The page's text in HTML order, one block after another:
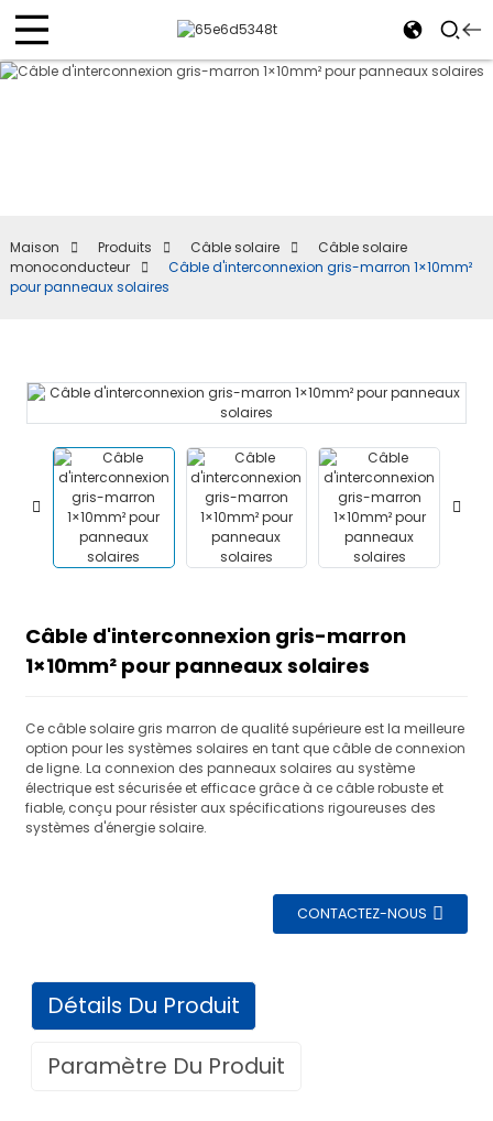
Maison Produits Câble solaire
Câble solaire
monoconducteur
Câble d'interconnexion gris-marron 1×10mm²
pour panneaux solaires
Câble d'interconnexion gris-marron
1×10mm² pour panneaux solaires
Ce câble solaire gris marron de qualité supérieure est la meilleure
option pour les systèmes solaires en tant que câble de connexion
de ligne. La connexion des panneaux solaires au système
électrique est sécurisée et efficace grâce à ce câble robuste et
fiable, conçu pour résister aux spécifications rigoureuses des
systèmes d'énergie solaire.
CONTACTEZ-NOUS
Détails Du Produit
Paramètre Du Produit